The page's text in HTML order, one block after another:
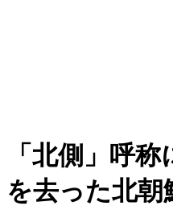
「北側」呼
を去った北